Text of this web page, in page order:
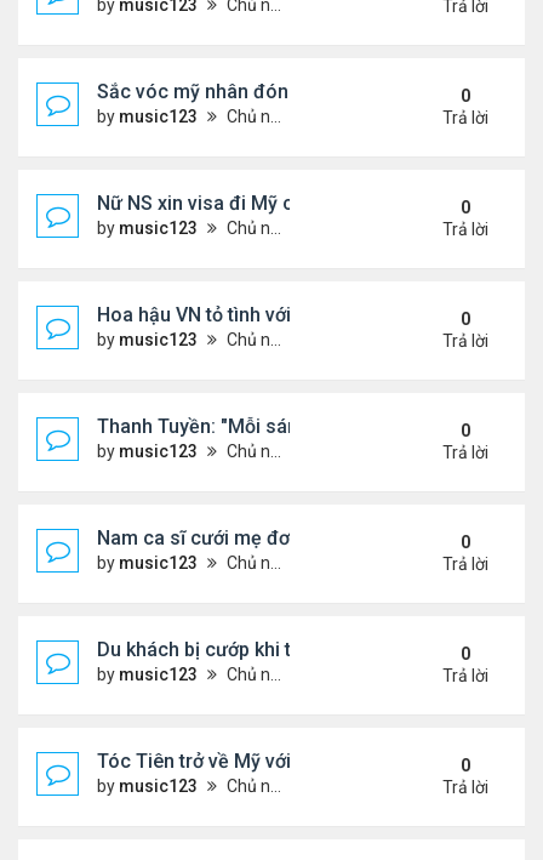
by music123 Chủ nhật Tháng 7 05, 2026 12:16 pm
Trả lời
Sắc vóc mỹ nhân đóng vai người tình vua Bảo Đại
by music123 Chủ nhật Tháng 7 05, 2026 12:09 pm
0
Trả lời
Nữ NS xin visa đi Mỹ chơi, 6 lần mới đậu
by music123 Chủ nhật Tháng 7 05, 2026 11:58 am
0
Trả lời
Hoa hậu VN tỏ tình với đại gia: "Nghe chàng hát,
by music123 Chủ nhật Tháng 7 05, 2026 10:44 am
0
Trả lời
Thanh Tuyền: "Mỗi sáng ..ông xã phải ẵm tôi ra xe"
by music123 Chủ nhật Tháng 7 05, 2026 10:36 am
0
Trả lời
Nam ca sĩ cưới mẹ đơn thân hơn 7 tuổi...
by music123 Chủ nhật Tháng 7 05, 2026 10:32 am
0
Trả lời
Du khách bị cướp khi tới Mexico xem World Cup
by music123 Chủ nhật Tháng 7 05, 2026 10:29 am
0
Trả lời
Tóc Tiên trở về Mỹ với mẹ sau ly hôn
by music123 Chủ nhật Tháng 7 05, 2026 10:27 am
0
Trả lời